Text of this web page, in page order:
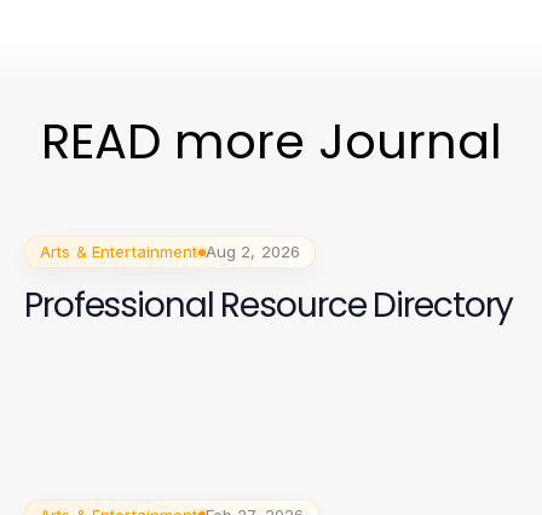
READ more Journal
Arts & Entertainment Aug 2, 2026
Professional Resource Directory